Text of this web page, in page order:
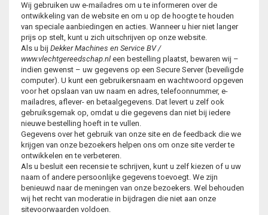
STATIONAIRE
MACHINES
VLECHTDRAAD
VLECHTTANGEN
WERKSCHOENEN
Wij gebruiken uw e-mailadres om u te informeren over de
ontwikkeling van de website en om u op de hoogte te houden
van speciale aanbiedingen en acties. Wanneer u hier niet langer
prijs op stelt, kunt u zich uitschrijven op onze website.
Als u bij Dekker Machines en Service BV/
www.vlechtgereedschap.nl een bestelling plaatst, bewaren wij –
indien gewenst – uw gegevens op een Secure Server (beveiligde
computer). U kunt een gebruikersnaam en wachtwoord opgeven
voor het opslaan van uw naam en adres, telefoonnummer, e-
mailadres, aflever- en betaalgegevens. Dat levert u zelf ook
gebruiksgemak op, omdat u die gegevens dan niet bij iedere
nieuwe bestelling hoeft in te vullen.
Gegevens over het gebruik van onze site en de feedback die we
krijgen van onze bezoekers helpen ons om onze site verder te
ontwikkelen en te verbeteren.
Als u besluit een recensie te schrijven, kunt u zelf kiezen of u uw
naam of andere persoonlijke gegevens toevoegt. We zijn
benieuwd naar de meningen van onze bezoekers. Wel behouden
wij het recht van moderatie in bijdragen die niet aan onze
sitevoorwaarden voldoen.